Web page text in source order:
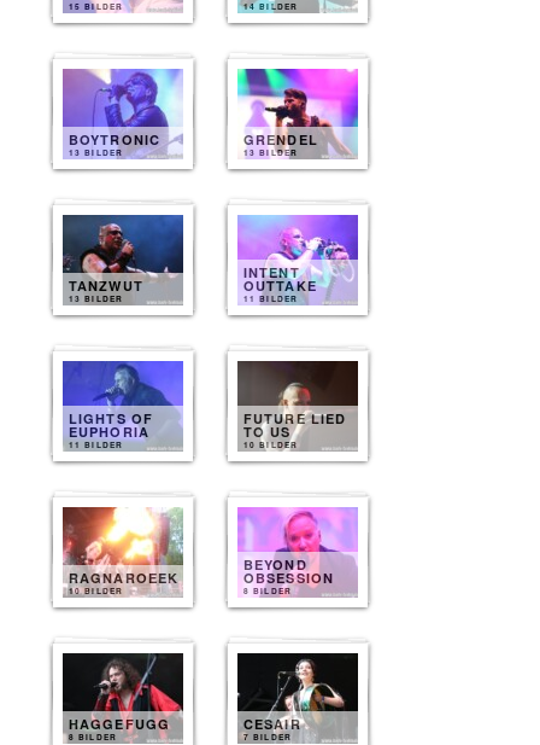
15 BILDER 14 BILDER
BOYTRONIC
13 BILDER
GRENDEL
13 BILDER
TANZWUT
13 BILDER
INTENT
OUTTAKE
11 BILDER
LIGHTS OF
EUPHORIA
11 BILDER
FUTURE LIED
TO US
10 BILDER
RAGNAROEEK
10 BILDER
BEYOND
OBSESSION
8 BILDER
HAGGEFUGG
8 BILDER
CESAIR
7 BILDER